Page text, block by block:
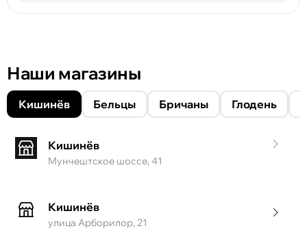
Наши магазины
Кишинёв Бельцы Бричаны Глодень
Кишинёв
Мунчештское шоссе, 41
Кишинёв
улица Арборилор, 21